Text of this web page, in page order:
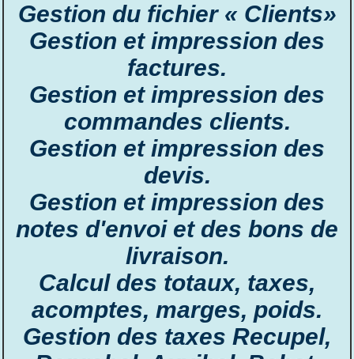
Gestion du fichier « Clients»
Gestion et impression des
factures.
Gestion et impression des
commandes clients.
Gestion et impression des
devis.
Gestion et impression des
notes d'envoi et des bons de
livraison.
Calcul des totaux, taxes,
acomptes, marges, poids.
Gestion des taxes Recupel,